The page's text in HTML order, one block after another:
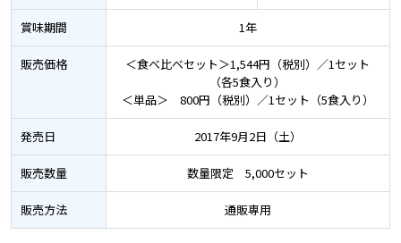
賞味期間 1年
販売価格
＜食べ比べセット＞1,544円（税別）／1セット
（各5食入り）
＜単品＞ 800円（税別）／1セット（5食入り）
発売日 2017年9月2日（土）
販売数量 数量限定 5,000セット
販売方法 通販専用